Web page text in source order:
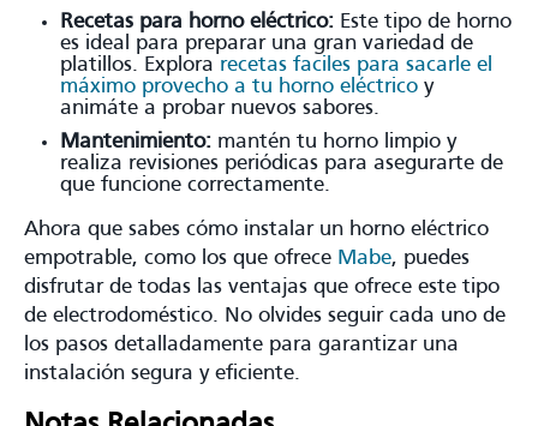
Recetas para horno eléctrico: Este tipo de horno
es ideal para preparar una gran variedad de
platillos. Explora recetas faciles para sacarle el
máximo provecho a tu horno eléctrico y
animáte a probar nuevos sabores.
Mantenimiento: mantén tu horno limpio y
realiza revisiones periódicas para asegurarte de
que funcione correctamente.
Ahora que sabes cómo instalar un horno eléctrico
empotrable, como los que ofrece Mabe, puedes
disfrutar de todas las ventajas que ofrece este tipo
de electrodoméstico. No olvides seguir cada uno de
los pasos detalladamente para garantizar una
instalación segura y eficiente.